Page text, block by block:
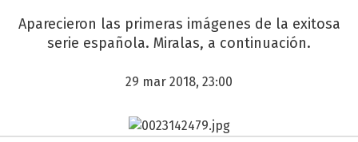
Aparecieron las primeras imágenes de la exitosa
serie española. Miralas, a continuación.
29 mar 2018, 23:00